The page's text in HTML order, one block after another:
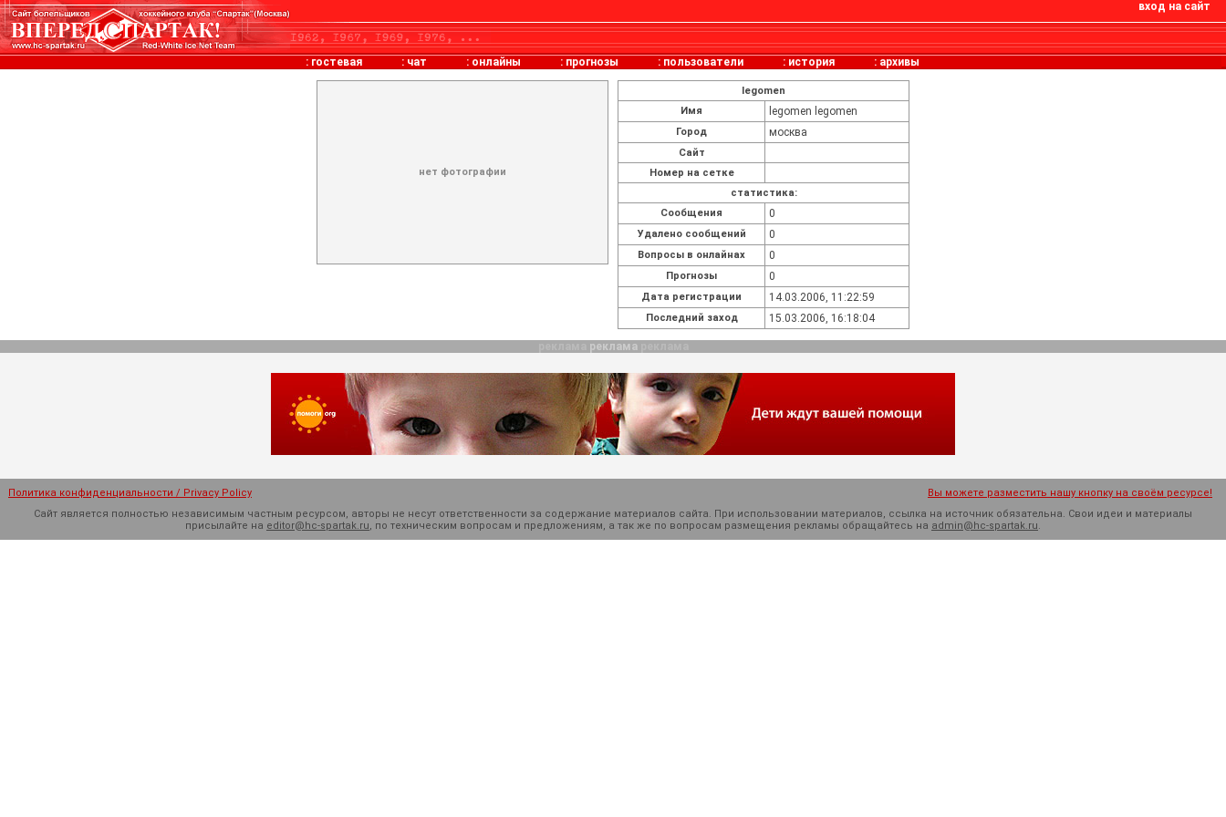
вход на сайт
: гостевая : чат : онлайны : прогнозы : пользователи : история : архивы
нет фотографии
legomen
Имя
legomen legomen
Город москва
Сайт
Номер на сетке
статистика:
Cообщения
0
Удалено сообщений 0
Вопросы в онлайнах 0
Прогнозы 0
Дата регистрации 14.03.2006, 11:22:59
Последний заход 15.03.2006, 16:18:04
реклама
Политика конфиденциальности / Privacy Policy
Вы можете разместить нашу кнопку на своём ресурсе!
Сайт является полностью независимым частным ресурсом, авторы не несут ответственности за содержание материалов сайта. При использовании материалов, ссылка на источник обязательна. Cвои идеи и материалы
присылайте на editor@hc-spartak.ru, по техническим вопросам и предложениям, а так же по вопросам размещения рекламы обращайтесь на admin@hc-spartak.ru.